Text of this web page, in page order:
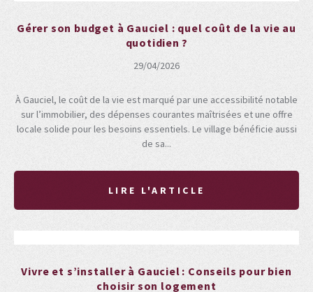
Gérer son budget à Gauciel : quel coût de la vie au
quotidien ?
29/04/2026
À Gauciel, le coût de la vie est marqué par une accessibilité notable
sur l’immobilier, des dépenses courantes maîtrisées et une offre
locale solide pour les besoins essentiels. Le village bénéficie aussi
de sa...
LIRE L'ARTICLE
Vivre et s’installer à Gauciel : Conseils pour bien
choisir son logement